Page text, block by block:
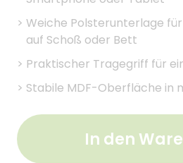
> Weiche Polsterunterlage
auf Schoß oder Bett
> Praktischer Tragegriff für
> Stabile MDF-Oberfläche in
In den